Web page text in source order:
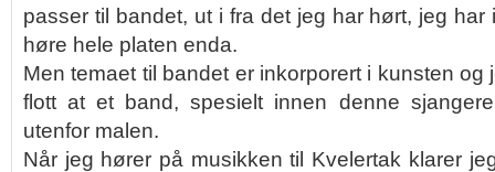
passer til bandet, ut i fra det jeg har hørt, jeg
høre hele platen enda.
Men temaet til bandet er inkorporert i kunsten og
flott at et band, spesielt innen denne
utenfor malen.
Når jeg hører på musikken til Kvelertak klarer